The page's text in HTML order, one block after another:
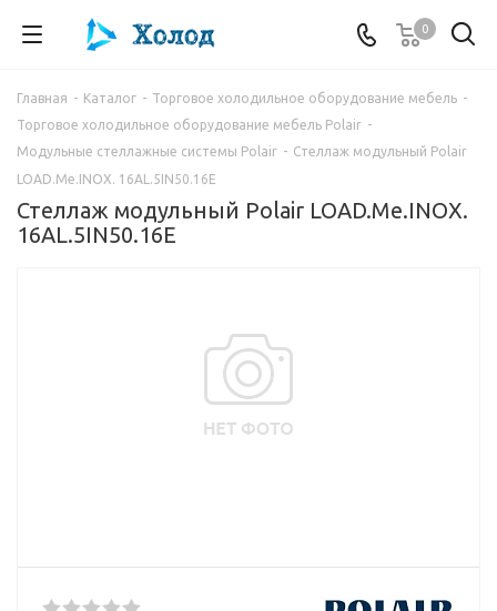
0
Главная - Каталог - Торговое холодильное оборудование мебель -
Торговое холодильное оборудование мебель Polair -
Модульные стеллажные системы Polair - Стеллаж модульный Polair
LOAD.Me.INOX. 16AL.5IN50.16E
Стеллаж модульный Polair LOAD.Me.INOX.
16AL.5IN50.16E